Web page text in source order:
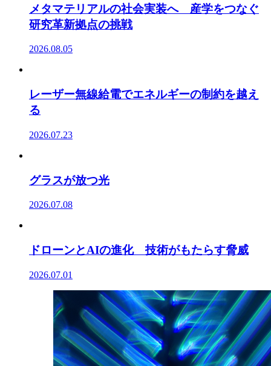
メタマテリアルの社会実装へ 産学をつなぐ
研究革新拠点の挑戦
2026.08.05
レーザー無線給電でエネルギーの制約を越え
る
2026.07.23
グラスが放つ光
2026.07.08
ドローンとAIの進化 技術がもたらす脅威
2026.07.01